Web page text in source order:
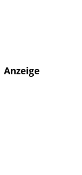
Anzeige